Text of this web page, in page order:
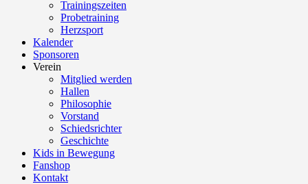
Trainingszeiten
Probetraining
Herzsport
Kalender
Sponsoren
Verein
Mitglied werden
Hallen
Philosophie
Vorstand
Schiedsrichter
Geschichte
Kids in Bewegung
Fanshop
Kontakt